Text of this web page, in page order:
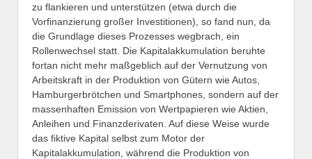
zu flankieren und unterstützen (etwa durch die
Vorfinanzierung großer Investitionen), so fand nun, da
die Grundlage dieses Prozesses wegbrach, ein
Rollenwechsel statt. Die Kapitalakkumulation beruhte
fortan nicht mehr maßgeblich auf der Vernutzung von
Arbeitskraft in der Produktion von Gütern wie Autos,
Hamburgerbrötchen und Smartphones, sondern auf der
massenhaften Emission von Wertpapieren wie Aktien,
Anleihen und Finanzderivaten. Auf diese Weise wurde
das fiktive Kapital selbst zum Motor der
Kapitalakkumulation, während die Produktion von